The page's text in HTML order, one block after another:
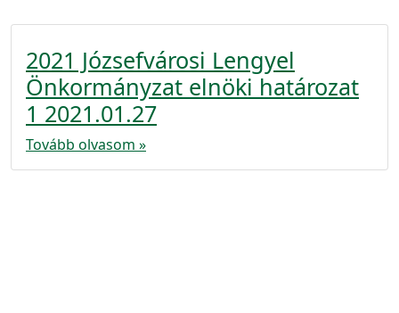
2021 Józsefvárosi Lengyel
Önkormányzat elnöki határozat
1 2021.01.27
Tovább olvasom »